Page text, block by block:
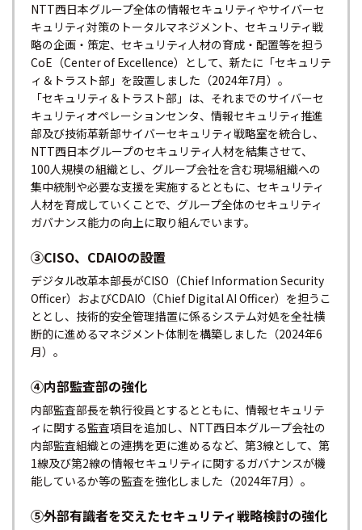
NTT西日本グループ全体の情報セキュリティやサイバーセ
キュリティ対策のトータルマネジメント、セキュリティ戦
略の企画・策定、セキュリティ人材の育成・配置等を担う
CoE（Center of Excellence）として、新たに「セキュリテ
ィ＆トラスト部」を設置しました（2024年7月）。
「セキュリティ＆トラスト部」は、それまでのサイバーセ
キュリティオペレーションセンタ、情報セキュリティ推進
部及び技術革新部サイバーセキュリティ戦略室を統合し、
NTT西日本グループのセキュリティ人材を結集させて、
100人規模の組織とし、グループ会社を含む現場組織への
集中統制や必要な支援を実施するとともに、セキュリティ
人材を育成していくことで、グループ全体のセキュリティ
ガバナンス能力の向上に取り組んでいます。
③CISO、CDAIOの設置
デジタル改革本部長がCISO（Chief Information Security
Officer）およびCDAIO（Chief Digital AI Officer）を担うこ
ととし、技術的安全管理措置に係るシステム対処を全社横
断的に進めるマネジメント体制を構築しました（2024年6
月）。
④内部監査部の強化
内部監査部長を執行役員とするとともに、情報セキュリテ
ィに関する監査項目を追加し、NTT西日本グループ会社の
内部監査組織との連携を更に進めるなど、第3線として、第
1線及び第2線の情報セキュリティに関するガバナンスが機
能しているか等の監査を強化しました（2024年7月）。
⑤外部有識者を交えたセキュリティ戦略検討の強化